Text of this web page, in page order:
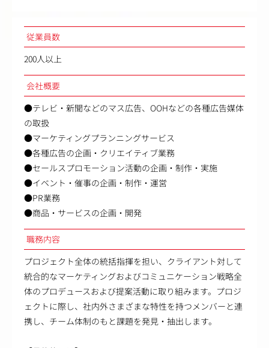
従業員数
200人以上
会社概要
●テレビ・新聞などのマス広告、OOHなどの各種広告媒体
の取扱
●マーケティングプランニングサービス
●各種広告の企画・クリエイティブ業務
●セールスプロモーション活動の企画・制作・実施
●イベント・催事の企画・制作・運営
●PR業務
●商品・サービスの企画・開発
職務内容
プロジェクト全体の統括指揮を担い、クライアント対して
統合的なマーケティングおよびコミュニケーション戦略全
体のプロデュースおよび提案活動に取り組みます。プロジ
ェクトに際し、社内外さまざまな特性を持つメンバーと連
携し、チーム体制のもと課題を発見・抽出します。